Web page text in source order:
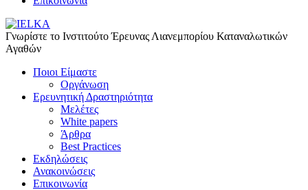
Γνωρίστε το Iνστιτούτο Έρευνας Λιανεμπορίου Καταναλωτικών
Αγαθών
Ποιοι Είμαστε
Οργάνωση
Ερευνητική Δραστηριότητα
Μελέτες
White papers
Άρθρα
Best Practices
Εκδηλώσεις
Ανακοινώσεις
Επικοινωνία